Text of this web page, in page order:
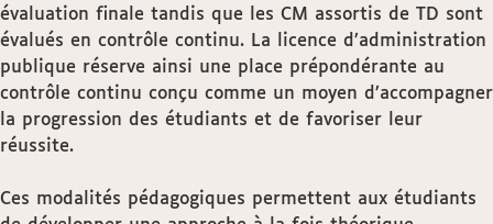
évaluation finale tandis que les CM assortis de TD sont
évalués en contrôle continu. La licence d’administration
publique réserve ainsi une place prépondérante au
contrôle continu conçu comme un moyen d’accompagner
la progression des étudiants et de favoriser leur
réussite.
Ces modalités pédagogiques permettent aux étudiants